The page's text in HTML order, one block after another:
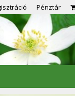
Pénztár